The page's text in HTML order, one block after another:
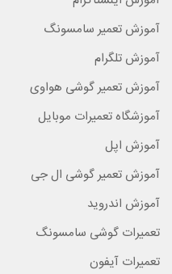
آموزش تعمیر سامسونگ
آموزش تلگرام
آموزش تعمیر گوشی هواوی
آموزشگاه تعمیرات موبایل
آموزش اپل
آموزش تعمیر گوشی ال جی
آموزش اندروید
تعمیرات گوشی سامسونگ
تعمیرات آیفون